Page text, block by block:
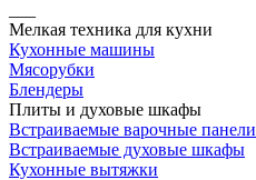
Мелкая техника для кухни
Кухонные машины
Мясорубки
Блендеры
Плиты и духовые шкафы
Встраиваемые варочные панели
Встраиваемые духовые шкафы
Кухонные вытяжки